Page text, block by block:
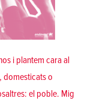
i plantem cara al
domesticats o
el poble. Mig